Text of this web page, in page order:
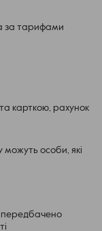
за тарифами
карткою, рахунок
можуть особи, які
передбачено